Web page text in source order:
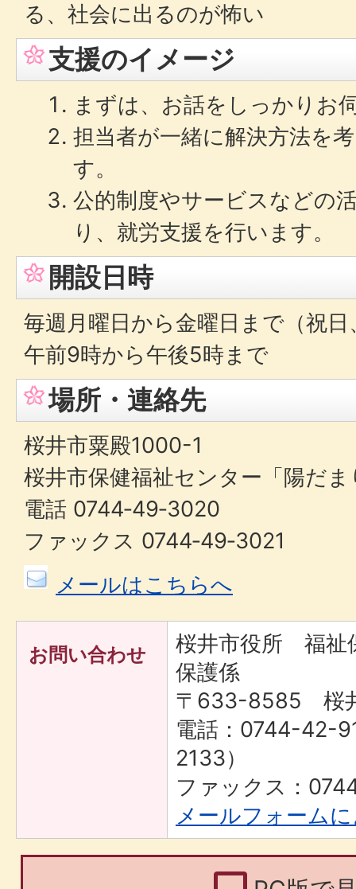
る、社会に出るのが怖い
支援のイメージ
まずは、お話をしっかりお
担当者が一緒に解決方法を
す。
公的制度やサービスなどの
り、就労支援を行います。
開設日時
毎週月曜日から金曜日まで（祝
午前9時から午後5時まで
場所・連絡先
桜井市粟殿1000-1
桜井市保健福祉センター「陽だ
電話 0744‐49‐3020
ファックス 0744‐49‐3021
メールはこちらへ
お問い合わせ
桜井市役所 福
保護係
〒633-8585 桜
電話：0744-42-
2133）
ファックス：
メールフォーム